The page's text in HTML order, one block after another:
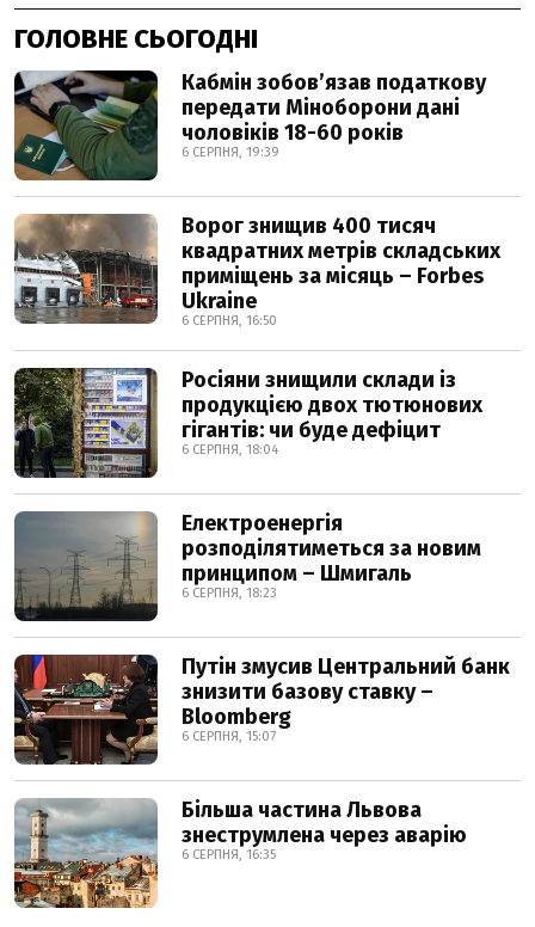
ГОЛОВНЕ СЬОГОДНІ
Кабмін зобовʼязав податкову
передати Міноборони дані
чоловіків 18-60 років
6 СЕРПНЯ, 19:39
Ворог знищив 400 тисяч
квадратних метрів складських
приміщень за місяць – Forbes
Ukraine
6 СЕРПНЯ, 16:50
Росіяни знищили склади із
продукцією двох тютюнових
гігантів: чи буде дефіцит
6 СЕРПНЯ, 18:04
Електроенергія
розподілятиметься за новим
принципом – Шмигаль
6 СЕРПНЯ, 18:23
Путін змусив Центральний банк
знизити базову ставку –
Bloomberg
6 СЕРПНЯ, 15:07
Більша частина Львова
знеструмлена через аварію
6 СЕРПНЯ, 16:35